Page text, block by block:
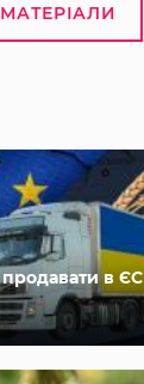
МАТЕРІАЛИ
в ЄС